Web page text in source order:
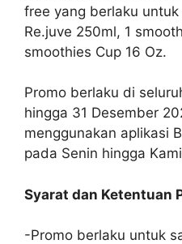
free yang berlaku
Re.juve 250ml, 1
smoothies Cup 16 Oz.
Promo berlaku di
hingga 31 Desember
menggunakan aplikasi
pada Senin hingga
Syarat dan Ketentuan
-Promo berlaku untuk